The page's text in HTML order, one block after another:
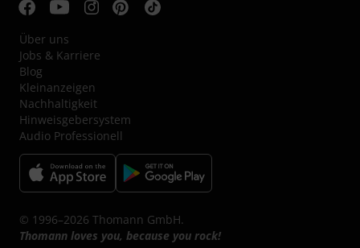
Über uns
Jobs & Karriere
Blog
Kleinanzeigen
Nachhaltigkeit
Hinweisgebersystem
Audio Professionell
© 1996–2026 Thomann GmbH.
Thomann loves you, because you rock!